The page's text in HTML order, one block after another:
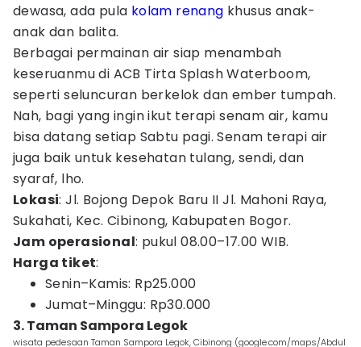
dewasa, ada pula kolam renang khusus anak-
anak dan balita.
Berbagai permainan air siap menambah
keseruanmu di ACB Tirta Splash Waterboom,
seperti seluncuran berkelok dan ember tumpah.
Nah, bagi yang ingin ikut terapi senam air, kamu
bisa datang setiap Sabtu pagi. Senam terapi air
juga baik untuk kesehatan tulang, sendi, dan
syaraf, lho.
Lokasi: Jl. Bojong Depok Baru II Jl. Mahoni Raya,
Sukahati, Kec. Cibinong, Kabupaten Bogor.
Jam operasional: pukul 08.00–17.00 WIB.
Harga tiket:
Senin–Kamis: Rp25.000
Jumat–Minggu: Rp30.000
3. Taman Sampora Legok
wisata pedesaan Taman Sampora Legok, Cibinong (google.com/maps/Abdul